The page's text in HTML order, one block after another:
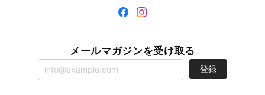
メールマガジンを受け取る
登録